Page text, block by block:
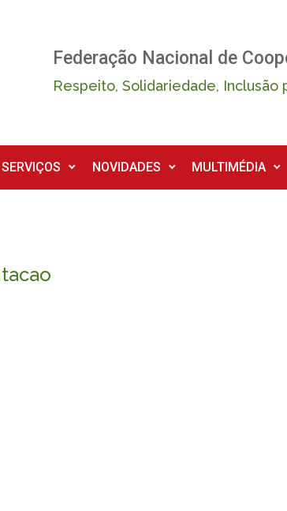
Federação Nacional de
Respeito, Solidariedade,
SERVIÇOS NOVIDADES MULTIMÉDIA